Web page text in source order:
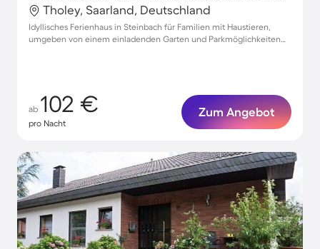
Tholey, Saarland, Deutschland
Idyllisches Ferienhaus in Steinbach für Familien mit Haustieren,
umgeben von einem einladenden Garten und Parkmöglichkeiten
ab 102 €
pro Nacht
Zum Angebot